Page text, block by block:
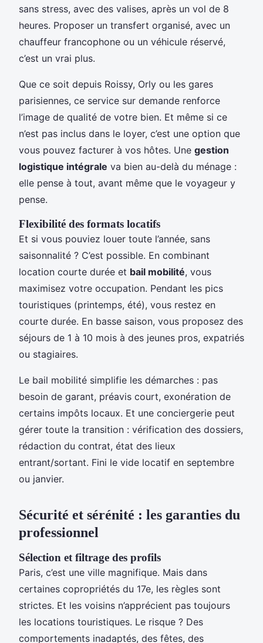
sans stress, avec des valises, après un vol de 8
heures. Proposer un transfert organisé, avec un
chauffeur francophone ou un véhicule réservé,
c’est un vrai plus.
Que ce soit depuis Roissy, Orly ou les gares
parisiennes, ce service sur demande renforce
l’image de qualité de votre bien. Et même si ce
n’est pas inclus dans le loyer, c’est une option que
vous pouvez facturer à vos hôtes. Une gestion
logistique intégrale va bien au-delà du ménage :
elle pense à tout, avant même que le voyageur y
pense.
Flexibilité des formats locatifs
Et si vous pouviez louer toute l’année, sans
saisonnalité ? C’est possible. En combinant
location courte durée et bail mobilité, vous
maximisez votre occupation. Pendant les pics
touristiques (printemps, été), vous restez en
courte durée. En basse saison, vous proposez des
séjours de 1 à 10 mois à des jeunes pros, expatriés
ou stagiaires.
Le bail mobilité simplifie les démarches : pas
besoin de garant, préavis court, exonération de
certains impôts locaux. Et une conciergerie peut
gérer toute la transition : vérification des dossiers,
rédaction du contrat, état des lieux
entrant/sortant. Fini le vide locatif en septembre
ou janvier.
Sécurité et sérénité : les garanties du
professionnel
Sélection et filtrage des profils
Paris, c’est une ville magnifique. Mais dans
certaines copropriétés du 17e, les règles sont
strictes. Et les voisins n’apprécient pas toujours
les locations touristiques. Le risque ? Des
comportements inadaptés, des fêtes, des